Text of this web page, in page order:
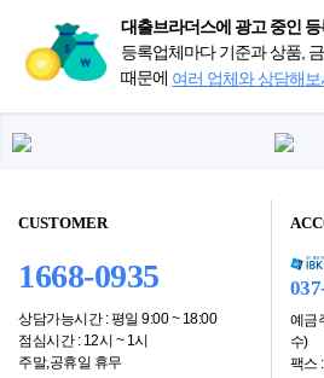
대출브라더스에 광고 중인
등록업체마다 기준과 상품,
때문에 여러 업체와 상담해
CUSTOMER
1668-0935
상담가능시간 : 평일 9:00 ~ 18:00
점심시간 : 12시 ~ 1시
주말,공휴일 휴무
예금
수)
팩스